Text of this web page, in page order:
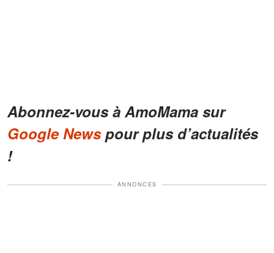
Abonnez-vous à AmoMama sur
Google Newspour plus d’actualités
!
ANNONCES